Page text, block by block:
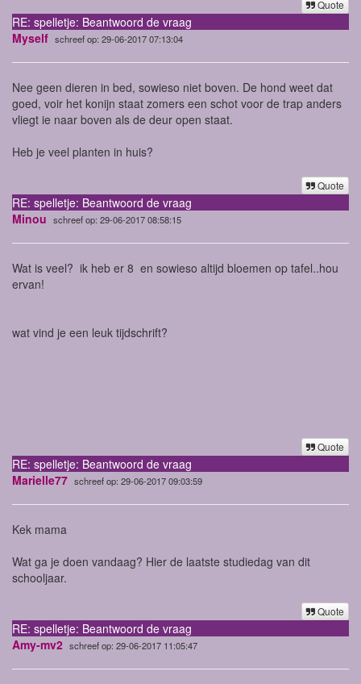
Quote
RE: spelletje: Beantwoord de vraag
Myself schreef op: 29-06-2017 07:13:04
Nee geen dieren in bed, sowieso niet boven. De hond weet dat
goed, voir het konijn staat zomers een schot voor de trap anders
vliegt ie naar boven als de deur open staat.
Heb je veel planten in huis?
Quote
RE: spelletje: Beantwoord de vraag
Minou schreef op: 29-06-2017 08:58:15
Wat is veel? ik heb er 8 en sowieso altijd bloemen op tafel..hou
ervan!
wat vind je een leuk tijdschrift?
Quote
RE: spelletje: Beantwoord de vraag
Marielle77 schreef op: 29-06-2017 09:03:59
Kek mama
Wat ga je doen vandaag? Hier de laatste studiedag van dit
schooljaar.
Quote
RE: spelletje: Beantwoord de vraag
Amy-mv2 schreef op: 29-06-2017 11:05:47